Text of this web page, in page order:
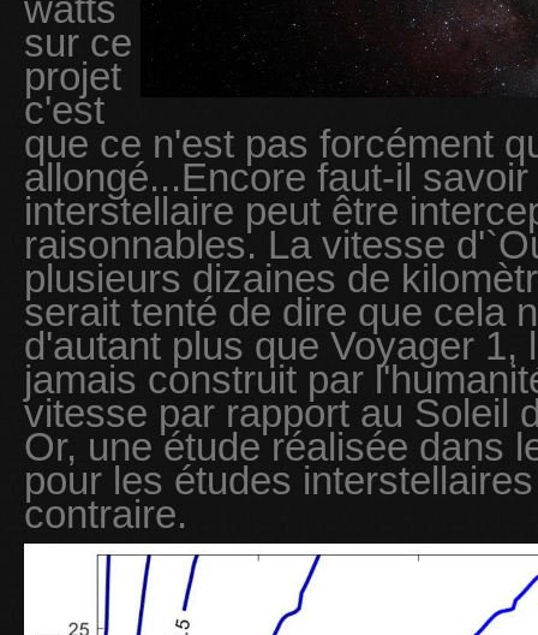
watts
sur ce
projet
c'est
que ce n'est pas forcément
allongé...Encore faut-il
interstellaire peut être
raisonnables. La vitesse
plusieurs dizaines de
serait tenté de dire que cela
d'autant plus que Voyager 1,
jamais construit par
vitesse par rapport au Soleil
Or, une étude réalisée dans
pour les études
contraire.